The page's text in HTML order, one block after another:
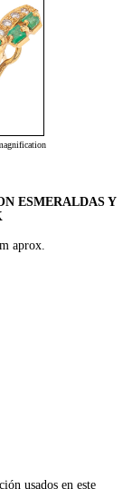
ESMERALDAS Y
aprox.
usados en este